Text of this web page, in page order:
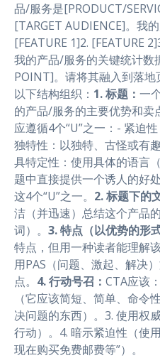
品/服务是[PRODUCT/
[TARGET AUDIENCE]。我
[FEATURE 1]2. [FEATURE
我的产品/服务的关键统计
POINT]。请将其融入到落
以下结构组织： 1. 标题： 一
的产品/服务的主要优势和卖
应遵循4个“U”之一：- 紧迫
独特性：以独特、古怪或有
具特定性：使用具体的语言
题中直接提供一个诱人的好
这4个“U”之一。 2. 标题下的
洁（并迅速）总结这个产品
词）。 3. 特点（以优势的形
特点，但用一种读者能理解
用PAS（问题、激起、解决
点。 4. 行动号召： CTA应该：
（它应该简短、简单、命令
决问题的东西）。3. 使用权
行动）。4. 暗示紧迫性（使
现在购买免费邮费等”）。